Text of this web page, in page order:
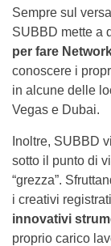
Sempre sul
SUBBD mette a
per fare
conoscere i
in alcune delle
Vegas e Dubai.
Inoltre, SUBBD
sotto il punto di
“grezza”.
i creativi
innovativi
proprio carico